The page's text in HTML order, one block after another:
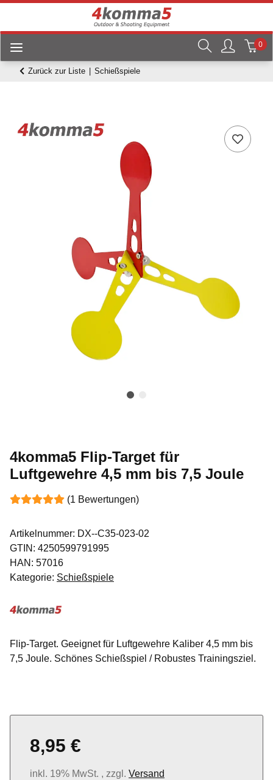
0
Zurück zur Liste Schießspiele
4komma5 Flip-Target für
Luftgewehre 4,5 mm bis 7,5 Joule
(1 Bewertungen)
Artikelnummer: DX--C35-023-02
GTIN: 4250599791995
HAN: 57016
Kategorie: Schießspiele
Flip-Target. Geeignet für Luftgewehre Kaliber 4,5 mm bis
7,5 Joule. Schönes Schießspiel / Robustes Trainingsziel.
8,95 €
inkl. 19% MwSt. , zzgl. Versand